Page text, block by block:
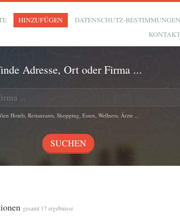
HINZUFÜGEN
DATENSCHUTZ-
Adresse, Ort oder Firma ...
Hotels, Restaurants, Shopping, Essen, Wellness, Ärzte ...
gesamt 17 ergebnisse